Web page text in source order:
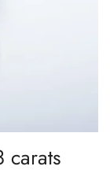
carats